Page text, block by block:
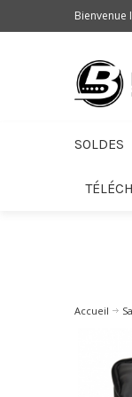
Bienvenue
SOLDES
Accueil